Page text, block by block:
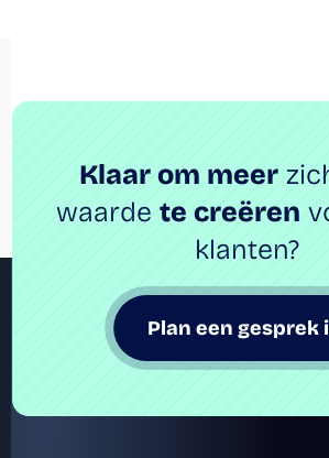
Klaar om meer
waarde te creëren
klanten?
Plan een gesprek